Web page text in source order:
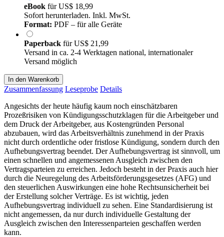
eBook fürUS$ 18,99
Sofort herunterladen. Inkl. MwSt.
Format: PDF – für alle Geräte
Paperback fürUS$ 21,99
Versand in ca. 2-4 Werktagen national, internationaler
Versand möglich
In den Warenkorb
Zusammenfassung Leseprobe Details
Angesichts der heute häufig kaum noch einschätzbaren
Prozeßrisiken von Kündigungsschutzklagen für die Arbeitgeber und
dem Druck der Arbeitgeber, aus Kostengründen Personal
abzubauen, wird das Arbeitsverhältnis zunehmend in der Praxis
nicht durch ordentliche oder fristlose Kündigung, sondern durch den
Aufhebungsvertrag beendet. Der Aufhebungsvertrag ist sinnvoll, um
einen schnellen und angemessenen Ausgleich zwischen den
Vertragsparteien zu erreichen. Jedoch besteht in der Praxis auch hier
durch die Neuregelung des Arbeitsförderungsgesetzes (AFG) und
den steuerlichen Auswirkungen eine hohe Rechtsunsicherheit bei
der Erstellung solcher Verträge. Es ist wichtig, jeden
Aufhebungsvertrag individuell zu sehen. Eine Standardisierung ist
nicht angemessen, da nur durch individuelle Gestaltung der
Ausgleich zwischen den Interessenparteien geschaffen werden
kann.